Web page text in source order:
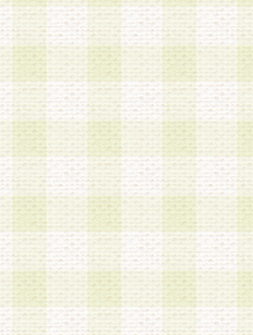
その他形態を問わず第三者
。
ログインIDおよびパスワー
に伴う損害の発生について
原因の如何を問わず、一切
情報に含まれる氏名・住所
識別できる情報を当社が別
づき適切に取り扱うものとし
下の各号に定める目的に利